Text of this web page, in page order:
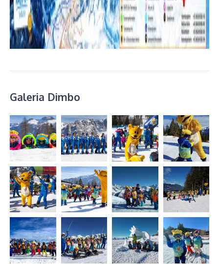
Galeria Dimbo